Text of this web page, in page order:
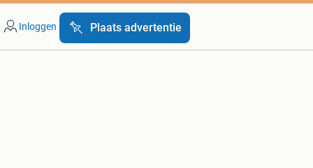
Inloggen Plaats advertentie